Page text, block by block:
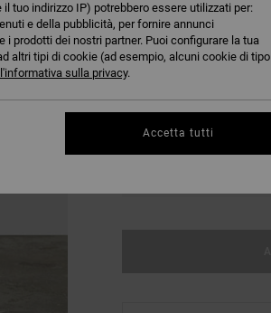
28 29
tuo indirizzo IP) potrebbero essere utilizzati per:
e della pubblicità, per fornire annunci
prodotti dei nostri partner. Puoi configurare la tua
altri tipi di cookie (ad esempio, alcuni cookie di tipo
l'informativa sulla privacy.
Accetta tutti